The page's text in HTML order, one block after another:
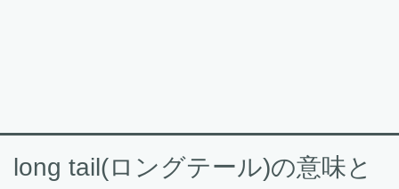
long tail(ロングテール)の意味と